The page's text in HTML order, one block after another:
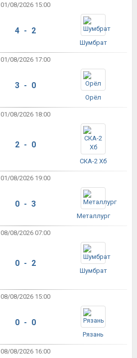
01/08/2026 15:00
4 - 2
Шумбрат
01/08/2026 17:00
3 - 0
Орёл
01/08/2026 18:00
2 - 0
СКА-2 Хб
01/08/2026 19:00
0 - 3
Металлург
08/08/2026 07:00
0 - 2
Шумбрат
08/08/2026 15:00
0 - 0
Рязань
08/08/2026 16:00